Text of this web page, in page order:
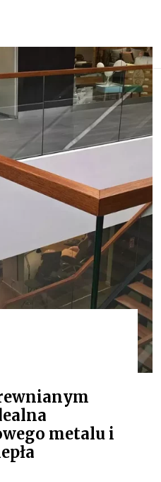
metalu i